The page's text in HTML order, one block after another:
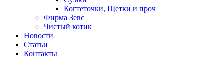
Когтеточки, Щетки и проч
Фирма Зевс
Чистый котик
Новости
Статьи
Контакты